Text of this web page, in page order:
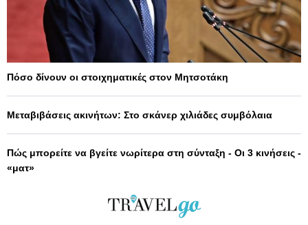
Πόσο δίνουν οι στοιχηματικές στον Μητσοτάκη
Μεταβιβάσεις ακινήτων: Στο σκάνερ χιλιάδες συμβόλαια
Πώς μπορείτε να βγείτε νωρίτερα στη σύνταξη - Οι 3 κινήσεις -
«ματ»